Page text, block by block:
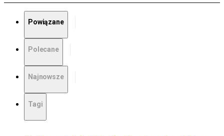
Powiązane
Polecane
Najnowsze
Tagi